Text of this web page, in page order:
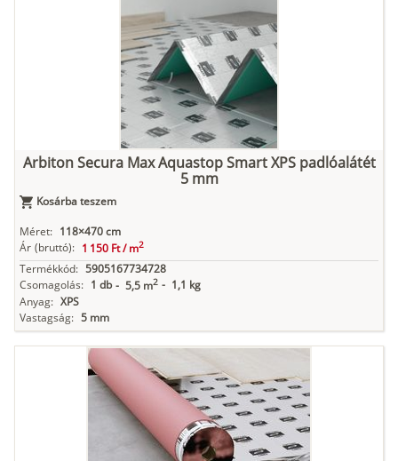
Arbiton Secura Max Aquastop Smart XPS padlóalátét
5 mm
Kosárba teszem
Méret: 118×470 cm
Ár (bruttó): 1 150 Ft /m2
Termékkód: 5905167734728
Csomagolás: 1 db - 5,5 m2 - 1,1 kg
Anyag: XPS
Vastagság: 5 mm